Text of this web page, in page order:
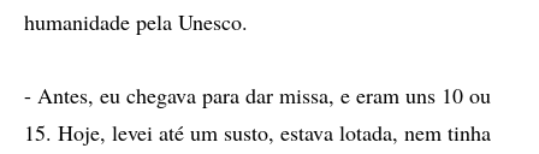
humanidade pela Unesco.
- Antes, eu chegava para dar missa, e eram uns 10 ou
15. Hoje, levei até um susto, estava lotada, nem tinha